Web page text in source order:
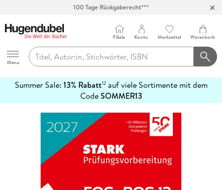
100 Tage Rückgaberecht***
Hugendubel
Menu
Filiale Konto Merkzettel Warenkorb
Summer Sale: 13% Rabatt12auf viele Sortimente mit dem
CodeSOMMER13
erfahren